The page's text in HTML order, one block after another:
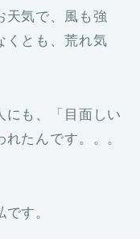
天気で、風も強
くとも、荒れ気
にも、「目面しい
たんです。。。
す。